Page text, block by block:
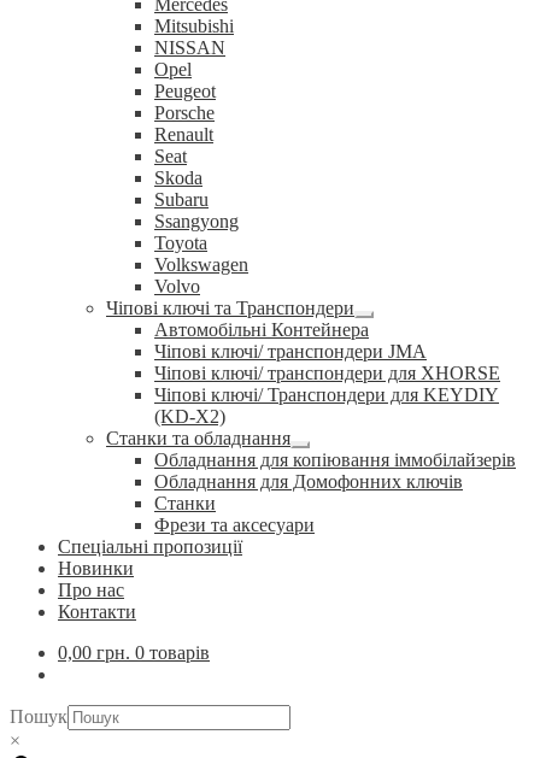
Mercedes
Mitsubishi
NISSAN
Opel
Peugeot
Porsche
Renault
Seat
Skoda
Subaru
Ssangyong
Toyota
Volkswagen
Volvo
Чіпові ключі та Транспондери
Розгорнуте
вкладене
меню
Автомобільні Контейнера
Чіпові ключі/ транспондери JMA
Чіпові ключі/ транспондери для XHORSE
Чіпові ключі/ Транспондери для KEYDIY
(KD-X2)
Станки та обладнання
Розгорнуте
вкладене
меню
Обладнання для копіювання іммобілайзерів
Обладнання для Домофонних ключів
Станки
Фрези та аксесуари
Спеціальні пропозиції
Новинки
Про нас
Контакти
0,00 грн. 0 товарів
Пошук
×